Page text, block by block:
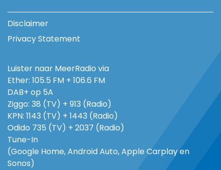
Disclaimer
Privacy Statement
Luister naar MeerRadio via
Ether: 105.5 FM + 106.6 FM
DAB+ op 5A
Ziggo: 38 (TV) + 913 (Radio)
KPN: 1143 (TV) + 1443 (Radio)
Odido 735 (TV) + 2037 (Radio)
Tune-In
(Google Home, Android Auto, Apple Carplay en
Sonos)